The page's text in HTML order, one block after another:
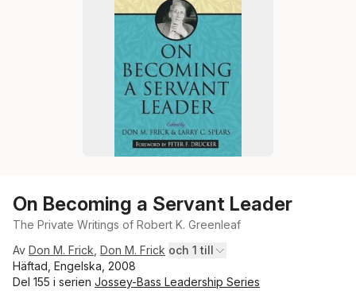
On Becoming a Servant Leader
The Private Writings of Robert K. Greenleaf
Av Don M. Frick Don M. Frick och 1 till
Häftad, Engelska, 2008
Del 155 i serien Jossey-Bass Leadership Series